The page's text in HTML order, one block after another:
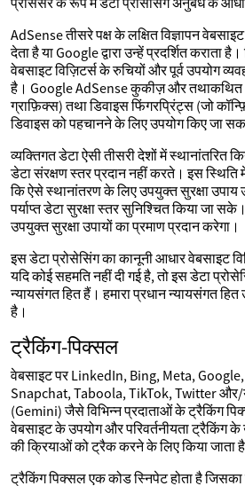
AdSense तीसरे पक्ष के लक्षित विज्ञापन
देता है या Google द्वारा उन्हें प्रदर्शित कराता है।
वेबसाइट विज़िटर्स के रुचियों और पूर्व उपयोग
है। Google AdSense कुकीज़ और तथाकथित
ग्राफ़िक्स) तथा डिवाइस फिंगरप्रिंट्स (जो
डिवाइस को पहचानने के लिए उपयोग किए जा
व्यक्तिगत डेटा ऐसी तीसरी देशों में स्थानांतरित
डेटा संरक्षण स्तर प्रदान नहीं करते। इस स्थिति
कि ऐसे स्थानांतरण के लिए उपयुक्त सुरक्षा उपाय
पर्याप्त डेटा सुरक्षा स्तर सुनिश्चित किया जा
उपयुक्त सुरक्षा उपायों का प्रमाण प्रदान करेगा।
इस डेटा प्रोसेसिंग का कानूनी आधार वेबसाइट
यदि कोई सहमति नहीं दी गई है, तो इस डेटा
न्यायसंगत हित हैं। हमारा प्रधान न्यायसंगत हित
है।
ट्रैकिंग-पिक्सल
वेबसाइट पर LinkedIn, Bing, Meta,
Snapchat, Taboola, TikTok, Twitter और/
(Gemini) जैसे विभिन्न प्रदाताओं के ट्रैकिंग
वेबसाइट के उपयोग और परिवर्तनीयता ट्रैकिंग के
की क्रियाओं को ट्रैक करने के लिए किया जाता
ट्रैकिंग पिक्सल एक कोड स्निपेट होता है जिसका